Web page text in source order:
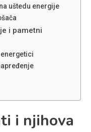
uštedu energije
i pametni
i njihova